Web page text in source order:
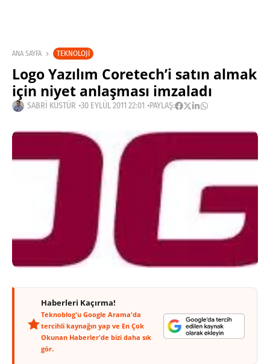
ANA SAYFA TEKNOLOJI
Logo Yazılım Coretech’i satın almak
için niyet anlaşması imzaladı
SABRI KÜSTÜR 30 EYLÜL 2011 22:01 PAYLAŞ:
Haberleri Kaçırma!
Teknoblog'u Google Arama'da
tercihli kaynağın yap ve En Çok
Okunan Haberler'de bizi daha sık
gör.